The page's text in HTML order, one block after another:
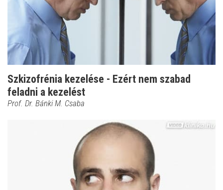
Szkizofrénia kezelése - Ezért nem szabad
feladni a kezelést
Prof. Dr. Bánki M. Csaba